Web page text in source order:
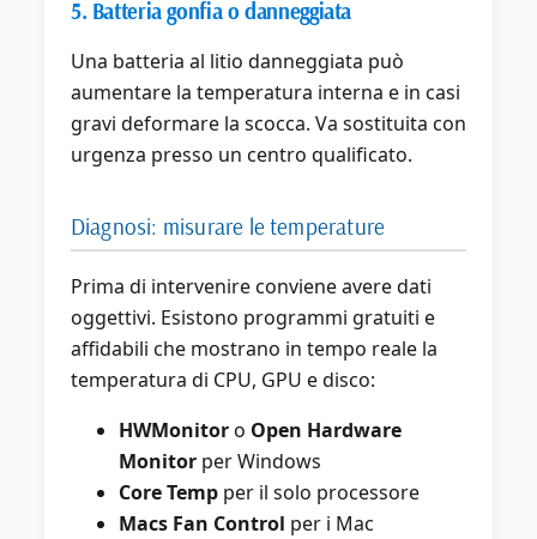
5. Batteria gonfia o danneggiata
Una batteria al litio danneggiata può
aumentare la temperatura interna e in casi
gravi deformare la scocca. Va sostituita con
urgenza presso un centro qualificato.
Diagnosi: misurare le temperature
Prima di intervenire conviene avere dati
oggettivi. Esistono programmi gratuiti e
affidabili che mostrano in tempo reale la
temperatura di CPU, GPU e disco:
HWMonitoro Open Hardware
Monitorper Windows
Core Tempper il solo processore
Macs Fan Control per i Mac